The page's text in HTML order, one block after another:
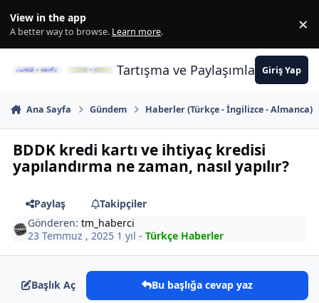
View in the app
A better way to browse. Learn more. ×
Tartışma ve PaylaşımlarınGiriş Yap
Ana Sayfa Gündem Haberler (Türkçe - İngilizce - Almanca)
BDDK kredi kartı ve ihtiyaç kredisi
yapılandırma ne zaman, nasıl yapılır?
Paylaş
Takipçiler
Gönderen:tm_haberci
23 Temmuz , 2025 1 yıl -Türkçe Haberler
Başlık Aç Bu başlığa cevap yaz